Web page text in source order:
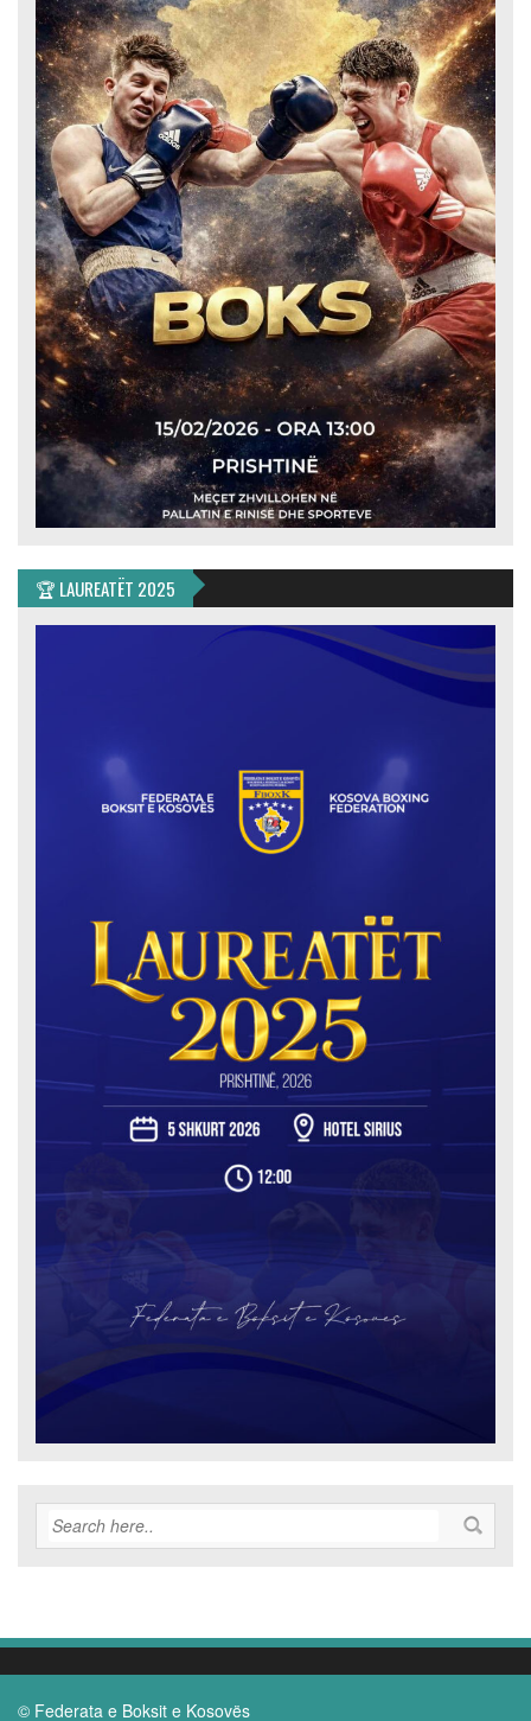
🏆 LAUREATËT 2025
© Federata e Boksit e Kosovës